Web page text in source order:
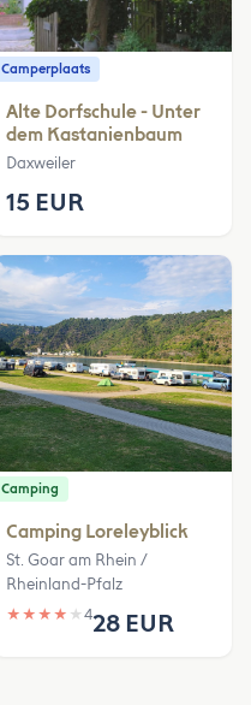
Camperplaats
Alte Dorfschule - Unter
dem Kastanienbaum
Daxweiler
15 EUR
Camping
Camping Loreleyblick
St. Goar am Rhein /
Rheinland-Pfalz
★ ★ ★ ★ ★ 428 EUR